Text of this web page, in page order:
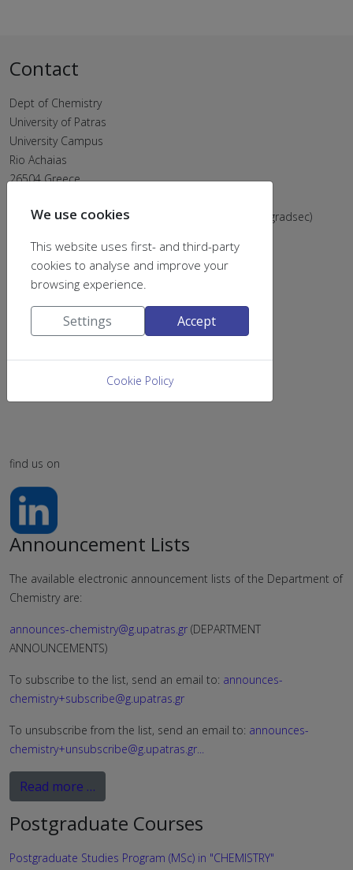
Contact
Dept of Chemistry
University of Patras
University Campus
Rio Achaias
26504 Greece
Tel: (+302610) 996202 & 996205 (postsec), 996203 (gradsec)
find us on
Announcement Lists
The available electronic announcement lists of the Department of
Chemistry are:
announces-chemistry@g.upatras.gr (DEPARTMENT
ANNOUNCEMENTS)
To subscribe to the list, send an email to: announces-
chemistry+subscribe@g.upatras.gr
To unsubscribe from the list, send an email to: announces-
chemistry+unsubscribe@g.upatras.gr...
Read more …
Postgraduate Courses
Postgraduate Studies Program (MSc) in "CHEMISTRY"
We use cookies
This website uses first- and third-party
cookies to analyse and improve your
browsing experience.
Settings Accept
Cookie Policy